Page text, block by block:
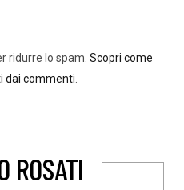
ridurre lo spam. Scopri come
dai commenti.
ROSATI